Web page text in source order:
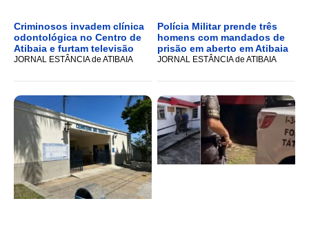
Criminosos invadem clínica
odontológica no Centro de
Atibaia e furtam televisão
JORNAL ESTÂNCIA de ATIBAIA
Polícia Militar prende três
homens com mandados de
prisão em aberto em Atibaia
JORNAL ESTÂNCIA de ATIBAIA